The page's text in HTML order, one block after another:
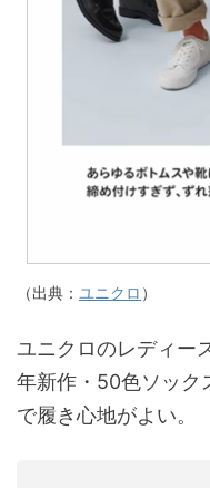
（出典： ユニクロ ）
ユニクロのレディー
年新作・50色ソック
で履き心地がよい。